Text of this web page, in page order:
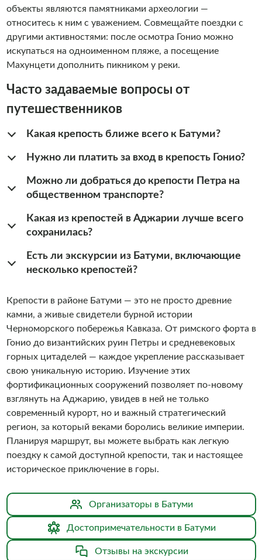
объекты являются памятниками археологии —
относитесь к ним с уважением. Совмещайте поездки с
другими активностями: после осмотра Гонио можно
искупаться на одноименном пляже, а посещение
Махунцети дополнить пикником у реки.
Часто задаваемые вопросы от
путешественников
Какая крепость ближе всего к Батуми?
Нужно ли платить за вход в крепость Гонио?
Можно ли добраться до крепости Петра на
общественном транспорте?
Какая из крепостей в Аджарии лучше всего
сохранилась?
Есть ли экскурсии из Батуми, включающие
несколько крепостей?
Крепости в районе Батуми — это не просто древние
камни, а живые свидетели бурной истории
Черноморского побережья Кавказа. От римского форта в
Гонио до византийских руин Петры и средневековых
горных цитаделей — каждое укрепление рассказывает
свою уникальную историю. Изучение этих
фортификационных сооружений позволяет по-новому
взглянуть на Аджарию, увидев в ней не только
современный курорт, но и важный стратегический
регион, за который веками боролись великие империи.
Планируя маршрут, вы можете выбрать как легкую
поездку к самой доступной крепости, так и настоящее
историческое приключение в горы.
Организаторы в Батуми
Достопримечательности в Батуми
Отзывы на экскурсии